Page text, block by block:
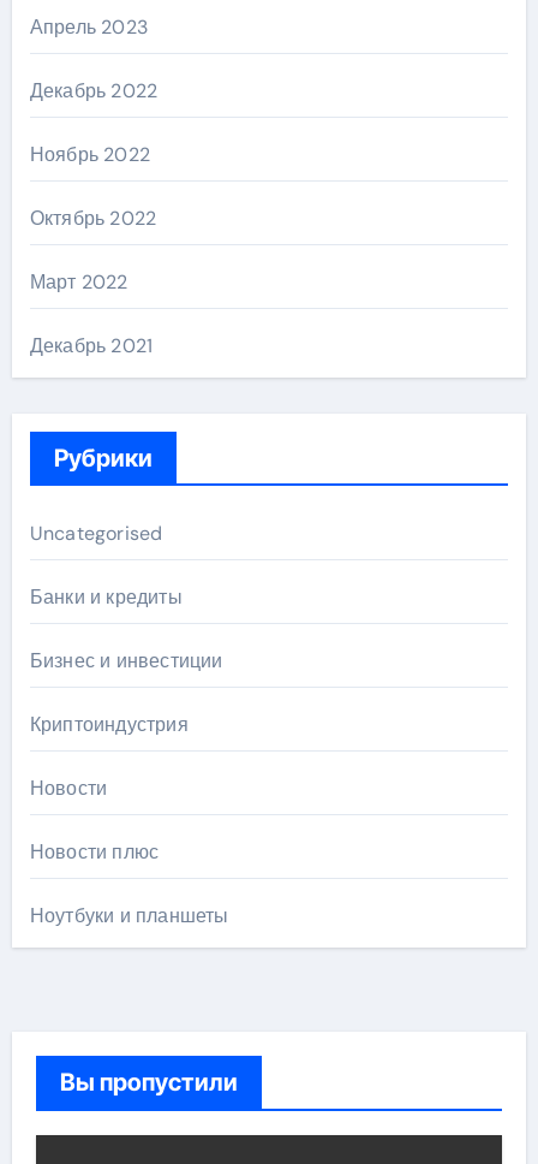
Апрель 2023
Декабрь 2022
Ноябрь 2022
Октябрь 2022
Март 2022
Декабрь 2021
Рубрики
Uncategorised
Банки и кредиты
Бизнес и инвестиции
Криптоиндустрия
Новости
Новости плюс
Ноутбуки и планшеты
Вы пропустили